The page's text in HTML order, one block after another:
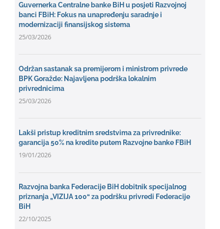
Guvernerka Centralne banke BiH u posjeti Razvojnoj
banci FBiH: Fokus na unapređenju saradnje i
modernizaciji finansijskog sistema
25/03/2026
Održan sastanak sa premijerom i ministrom privrede
BPK Goražde: Najavljena podrška lokalnim
privrednicima
25/03/2026
Lakši pristup kreditnim sredstvima za privrednike:
garancija 50% na kredite putem Razvojne banke FBiH
19/01/2026
Razvojna banka Federacije BiH dobitnik specijalnog
priznanja „VIZIJA 100“ za podršku privredi Federacije
BiH
22/10/2025